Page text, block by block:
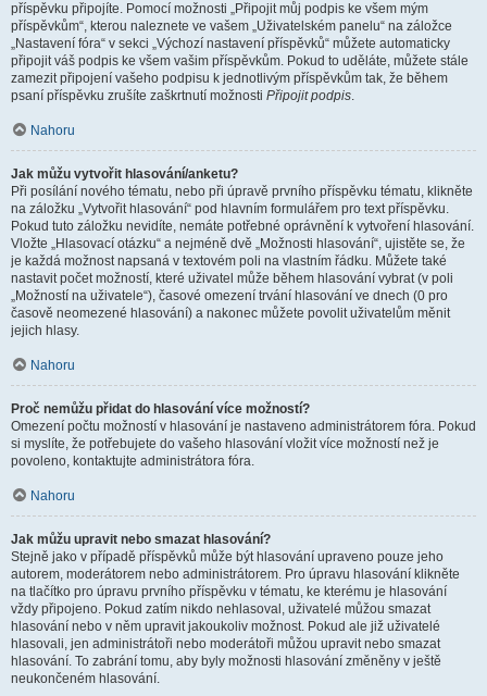
příspěvku připojíte. Pomocí možnosti „Připojit můj podpis ke všem mým
příspěvkům“, kterou naleznete ve vašem „Uživatelském panelu“ na záložce
„Nastavení fóra“ v sekci „Výchozí nastavení příspěvků“ můžete automaticky
připojit váš podpis ke všem vašim příspěvkům. Pokud to uděláte, můžete stále
zamezit připojení vašeho podpisu k jednotlivým příspěvkům tak, že během
psaní příspěvku zrušíte zaškrtnutí možnosti Připojit podpis.
Nahoru
Jak můžu vytvořit hlasování/anketu?
Při posílání nového tématu, nebo při úpravě prvního příspěvku tématu, klikněte
na záložku „Vytvořit hlasování“ pod hlavním formulářem pro text příspěvku.
Pokud tuto záložku nevidíte, nemáte potřebné oprávnění k vytvoření hlasování.
Vložte „Hlasovací otázku“ a nejméně dvě „Možnosti hlasování“, ujistěte se, že
je každá možnost napsaná v textovém poli na vlastním řádku. Můžete také
nastavit počet možností, které uživatel může během hlasování vybrat (v poli
„Možností na uživatele“), časové omezení trvání hlasování ve dnech (0 pro
časově neomezené hlasování) a nakonec můžete povolit uživatelům měnit
jejich hlasy.
Nahoru
Proč nemůžu přidat do hlasování více možností?
Omezení počtu možností v hlasování je nastaveno administrátorem fóra. Pokud
si myslíte, že potřebujete do vašeho hlasování vložit více možností než je
povoleno, kontaktujte administrátora fóra.
Nahoru
Jak můžu upravit nebo smazat hlasování?
Stejně jako v případě příspěvků může být hlasování upraveno pouze jeho
autorem, moderátorem nebo administrátorem. Pro úpravu hlasování klikněte
na tlačítko pro úpravu prvního příspěvku v tématu, ke kterému je hlasování
vždy připojeno. Pokud zatím nikdo nehlasoval, uživatelé můžou smazat
hlasování nebo v něm upravit jakoukoliv možnost. Pokud ale již uživatelé
hlasovali, jen administrátoři nebo moderátoři můžou upravit nebo smazat
hlasování. To zabrání tomu, aby byly možnosti hlasování změněny v ještě
neukončeném hlasování.